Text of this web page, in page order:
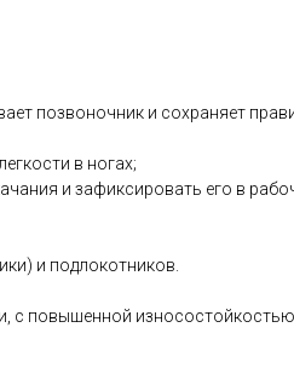
позвоночник и сохраняет
в ногах;
и зафиксировать его в
и подлокотников.
с повышенной